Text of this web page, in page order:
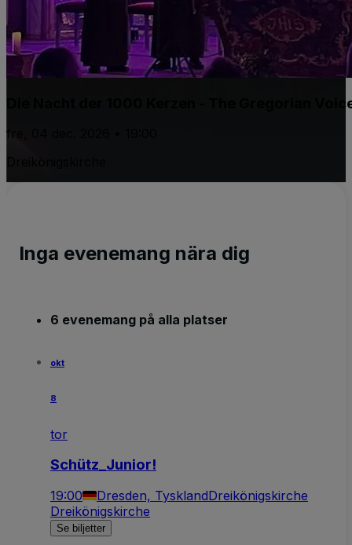
Die Nacht der 1000 Kerzen - The Gregorian
fre, 04 dec. 2026 • 19:00
Inga evenemang nära dig
6 evenemang på alla platser
okt
8
tor
Schütz_Junior!
19:00 Dresden, TysklandDreikönigskirche
Dreikönigskirche
Se biljetter